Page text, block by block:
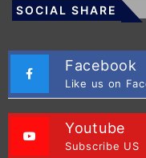
SOCIAL SHARE
Facebook
Like us on
Youtube
Subscribe US